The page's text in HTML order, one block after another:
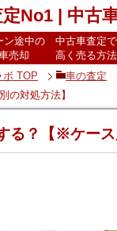
No1 | 中古
ン途中の
売却
中古車査定で
高く売る方法
ボ TOP
車の査定
の対処方法】
る？【※ケー